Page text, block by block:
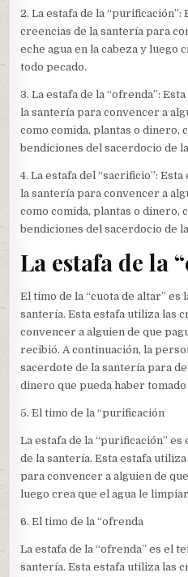
2. La estafa de la “purificación”:
creencias de la santería para
eche agua en la cabeza y luego
todo pecado.
3. La estafa de la “ofrenda”:
la santería para convencer a
como comida, plantas o dinero,
bendiciones del sacerdocio de
4. La estafa del “sacrificio”:
la santería para convencer a
como comida, plantas o dinero,
bendiciones del sacerdocio de
La estafa de la
El timo de la “cuota de altar” es
santería. Esta estafa utiliza las
convencer a alguien de que
recibió. A continuación, la
sacerdote de la santería para
dinero que pueda haber
5. El timo de la “purificación
La estafa de la “purificación”
de la santería. Esta estafa
para convencer a alguien de
luego crea que el agua le
6. El timo de la “ofrenda
La estafa de la “ofrenda” es el
santería. Esta estafa utiliza las